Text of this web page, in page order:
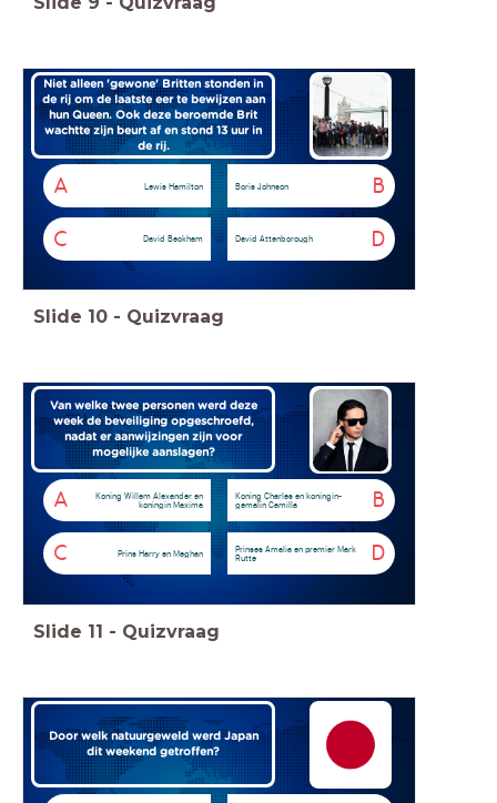
Niet alleen 'gewone' Britten stonden in
de rij om de laatste eer te bewijzen aan
hun Queen. Ook deze beroemde Brit
wachtte zijn beurt af enstond 13 uur in
de rij.
A Lewis Hamilton B
Boris Johnson
C David Beckham D
David Attenborough
Slide 10 - Quizvraag
Van welke twee personen werd deze
week de beveiliging opgeschroefd,
nadat er aanwijzingen zijn voor
mogelijke aanslagen?
A
Koning Willem Alexander en
koningin Maxima
B
Koning Charles en koningin-
gemalin Camilla
C Prins Harry en Meghan D
Prinses Amalia en premier Mark
Rutte
Slide 11 - Quizvraag
Door welk natuurgeweld werd Japan
dit weekend getroffen?